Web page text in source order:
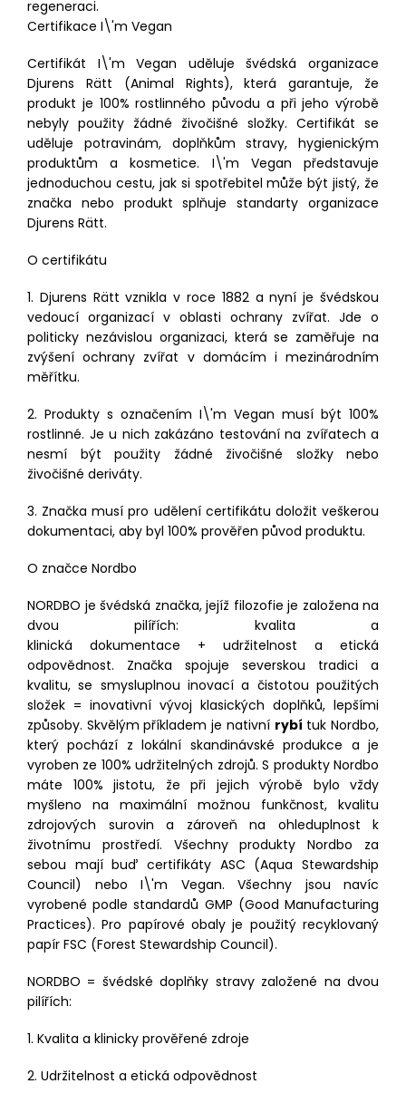
regeneraci.
Certifikace I\'m Vegan
Certifikát I\'m Vegan uděluje švédská organizace
Djurens Rätt (Animal Rights), která garantuje, že
produkt je 100% rostlinného původu a při jeho výrobě
nebyly použity žádné živočišné složky. Certifikát se
uděluje potravinám, doplňkům stravy, hygienickým
produktům a kosmetice. I\'m Vegan představuje
jednoduchou cestu, jak si spotřebitel může být jistý, že
značka nebo produkt splňuje standarty organizace
Djurens Rätt.
O certifikátu
1. Djurens Rätt vznikla v roce 1882 a nyní je švédskou
vedoucí organizací v oblasti ochrany zvířat. Jde o
politicky nezávislou organizaci, která se zaměřuje na
zvýšení ochrany zvířat v domácím i mezinárodním
měřítku.
2. Produkty s označením I\'m Vegan musí být 100%
rostlinné. Je u nich zakázáno testování na zvířatech a
nesmí být použity žádné živočišné složky nebo
živočišné deriváty.
3. Značka musí pro udělení certifikátu doložit veškerou
dokumentaci, aby byl 100% prověřen původ produktu.
O značce Nordbo
NORDBO je švédská značka, jejíž filozofie je založena na
dvou pilířích: kvalita a
klinická dokumentace + udržitelnost a etická
odpovědnost. Značka spojuje severskou tradici a
kvalitu, se smysluplnou inovací a čistotou použitých
složek = inovativní vývoj klasických doplňků, lepšími
způsoby. Skvělým příkladem je nativní rybí tuk Nordbo,
který pochází z lokální skandinávské produkce a je
vyroben ze 100% udržitelných zdrojů. S produkty Nordbo
máte 100% jistotu, že při jejich výrobě bylo vždy
myšleno na maximální možnou funkčnost, kvalitu
zdrojových surovin a zároveň na ohleduplnost k
životnímu prostředí. Všechny produkty Nordbo za
sebou mají buď certifikáty ASC (Aqua Stewardship
Council) nebo I\'m Vegan. Všechny jsou navíc
vyrobené podle standardů GMP (Good Manufacturing
Practices). Pro papírové obaly je použitý recyklovaný
papír FSC (Forest Stewardship Council).
NORDBO = švédské doplňky stravy založené na dvou
pilířích:
1. Kvalita a klinicky prověřené zdroje
2. Udržitelnost a etická odpovědnost